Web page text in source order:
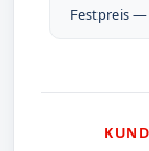
Festpreis